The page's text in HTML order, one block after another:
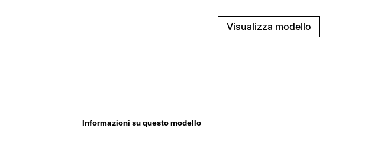
Visualizza modello
Informazioni su questo modello